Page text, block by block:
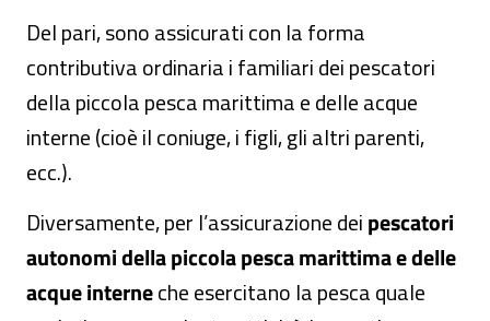
Del pari, sono assicurati con la forma
contributiva ordinaria i familiari dei pescatori
della piccola pesca marittima e delle acque
interne (cioè il coniuge, i figli, gli altri parenti,
ecc.).
Diversamente, per l’assicurazione deipescatori
autonomi della piccola pesca marittima e delle
acque interneche esercitano la pesca quale